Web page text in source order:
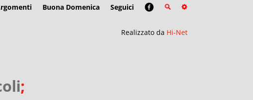
Buona Domenica Seguici
Realizzato da Hi-Net
;